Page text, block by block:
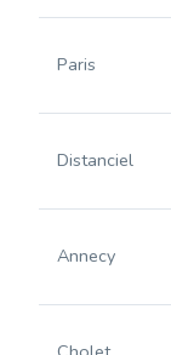
Paris
Distanciel
Annecy